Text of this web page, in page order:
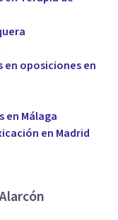
en oposiciones en
en Málaga
en Madrid